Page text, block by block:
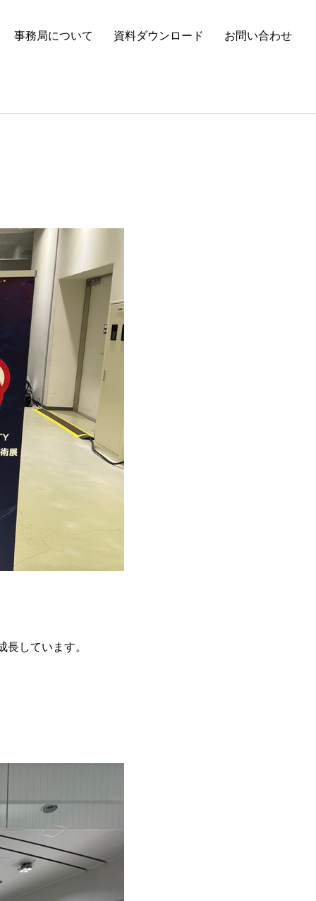
事務局について 資料ダウンロード お問い合わせ
しています。